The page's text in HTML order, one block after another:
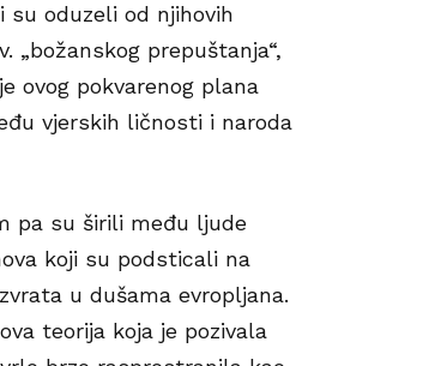
oduzeli od njihovih
„božanskog prepuštanja“,
ovog pokvarenog plana
vjerskih ličnosti i naroda
pa su širili među ljude
koji su podsticali na
u dušama evropljana.
teorija koja je pozivala